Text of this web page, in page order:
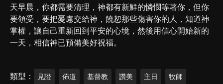
天早晨，你都需要清理，神都有新鮮的憐憫等著你，但你
要領受，要把憂慮交給神，饒恕那些傷害你的人，知道神
掌權，讓自己重新回到平安的心境，然後用信心開始新的
一天，相信神已預備美好祝福。
類型 見證 佈道 基督教 讚美 主日 牧師